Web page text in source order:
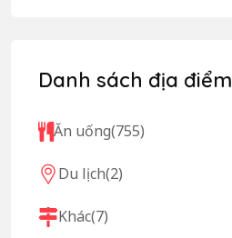
Danh sách địa điểm
Ăn uống(755)
Du lịch(2)
Khác(7)